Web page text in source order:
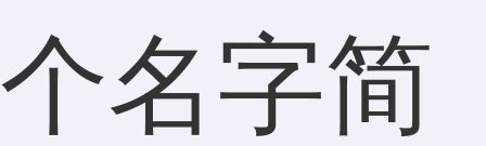
个名字简